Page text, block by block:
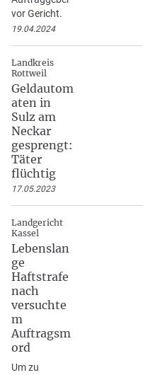
vor Gericht.
19.04.2024
Landkreis
Rottweil
Geldautom
aten in
Sulz am
Neckar
gesprengt:
Täter
flüchtig
17.05.2023
Landgericht
Kassel
Lebenslan
ge
Haftstrafe
nach
versuchte
m
Auftragsm
ord
Um zu